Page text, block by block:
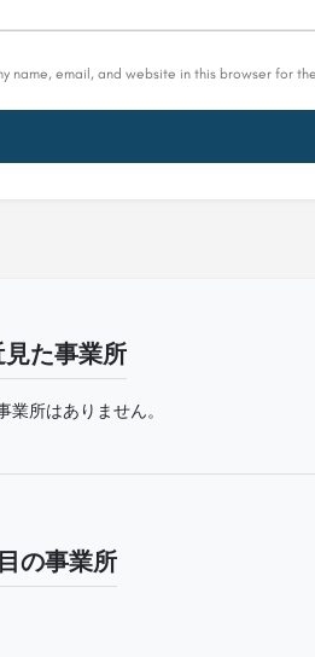
name, email, and website in this browser for
見た事業所
業所はありません。
の事業所